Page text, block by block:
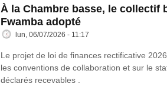
À la Chambre basse, le collectif
Fwamba adopté
lun, 06/07/2026 - 11:17
Le projet de loi de finances rectificative
les conventions de collaboration et sur le
déclarés recevables .